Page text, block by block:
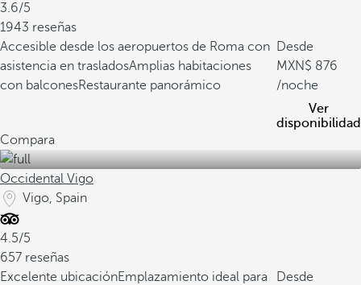
3.6/5
1943 reseñas
Accesible desde los aeropuertos de Roma con
asistencia en trasladosAmplias habitaciones
con balconesRestaurante panorámico
Desde
876
/noche
Ver
disponibilidad
Compara
Occidental Vigo
Vigo, Spain
4.5/5
657 reseñas
Excelente ubicaciónEmplazamiento ideal para
Desde